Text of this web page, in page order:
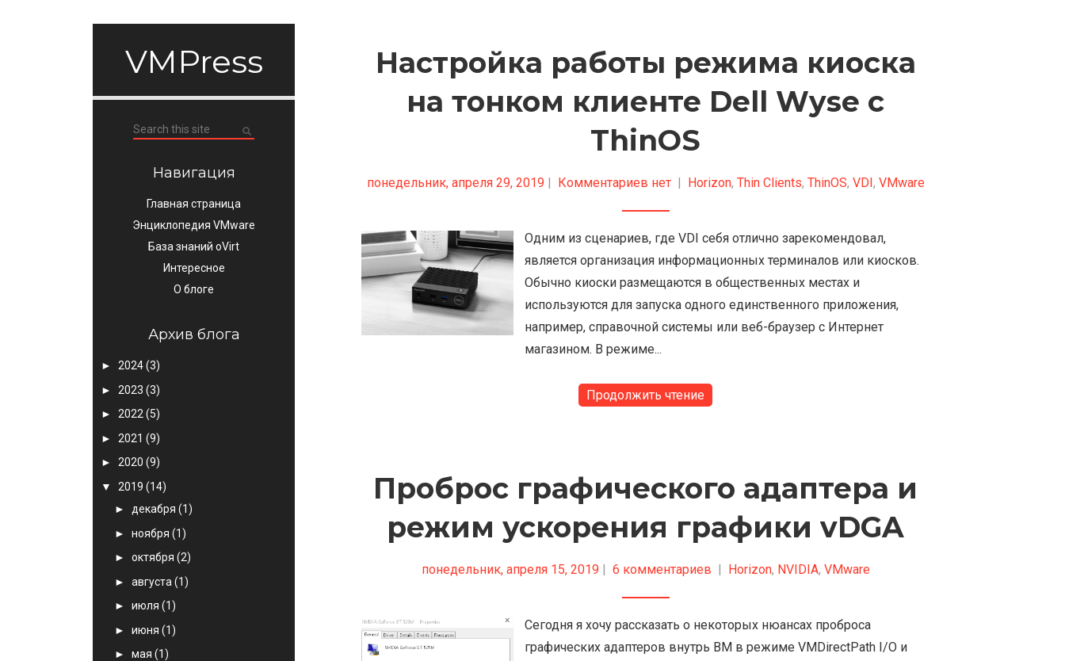
VMPress
Навигация
Главная страница
Энциклопедия VMware
База знаний oVirt
Интересное
О блоге
Архив блога
► 2024(3)
► 2023 (3)
► 2022 (5)
► 2021 (9)
► 2020 (9)
▼ 2019 (14)
► декабря (1)
► ноября (1)
► октября (2)
► августа (1)
► июля (1)
► июня (1)
► мая (1)
Настройка работы режима киоска
на тонком клиенте Dell Wyse с
ThinOS
понедельник, апреля 29, 2019 | Комментариев нет | Horizon, Thin Clients, ThinOS, VDI, VMware
Одним из сценариев, где VDI себя отлично зарекомендовал,
является организация информационных терминалов или киосков.
Обычно киоски размещаются в общественных местах и
используются для запуска одного единственного приложения,
например, справочной системы или веб-браузер с Интернет
магазином. В режиме...
Продолжить чтение
Проброс графического адаптера и
режим ускорения графики vDGA
понедельник, апреля 15, 2019 6 комментариев Horizon, NVIDIA, VMware
Сегодня я хочу рассказать о некоторых нюансах проброса
графических адаптеров внутрь ВМ в режиме VMDirectPath I/O и